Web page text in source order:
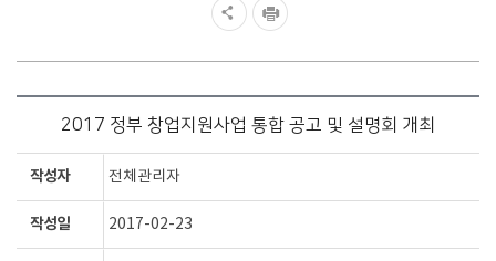
2017 정부 창업지원사업 통합 공고 및 설명회 개최
작성자 전체관리자
작성일 2017-02-23